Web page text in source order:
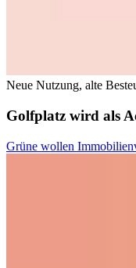
Neue Nutzung, alte
Golfplatz wird als
Grüne wollen